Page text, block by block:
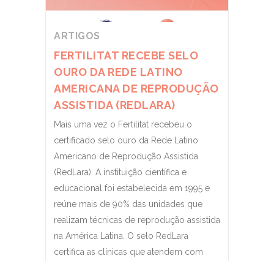
ARTIGOS
FERTILITAT RECEBE SELO
OURO DA REDE LATINO
AMERICANA DE REPRODUÇÃO
ASSISTIDA (REDLARA)
Mais uma vez o Fertilitat recebeu o
certificado selo ouro da Rede Latino
Americano de Reprodução Assistida
(RedLara). A instituição científica e
educacional foi estabelecida em 1995 e
reúne mais de 90% das unidades que
realizam técnicas de reprodução assistida
na América Latina. O selo RedLara
certifica as clínicas que atendem com